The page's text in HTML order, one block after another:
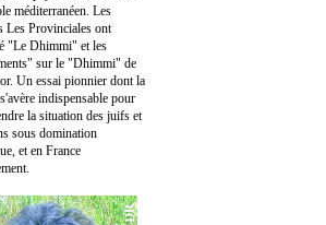
méditerranéen. Les
Les Provinciales ont
"Le Dhimmi" et les
sur le "Dhimmi" de
Un essai pionnier dont la
indispensable pour
la situation des juifs et
sous domination
et en France